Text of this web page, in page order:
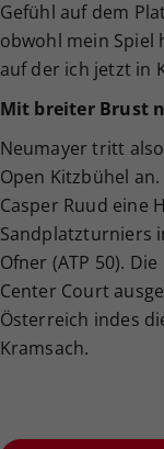
Gefühl auf dem
obwohl mein Spiel
auf der ich jetzt in
Mit breiter Brust
Neumayer tritt
Open Kitzbühel
Casper Ruud eine
Sandplatzturniers
Ofner (ATP 50).
Center Court
Österreich indes
Kramsach.